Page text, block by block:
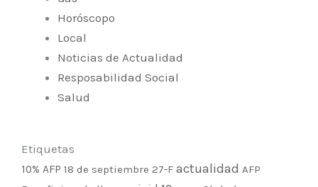
Horóscopo
Local
Noticias de Actualidad
Resposabilidad Social
Salud
Etiquetas
10% AFP 18 de septiembre 27-F actualidad AFP